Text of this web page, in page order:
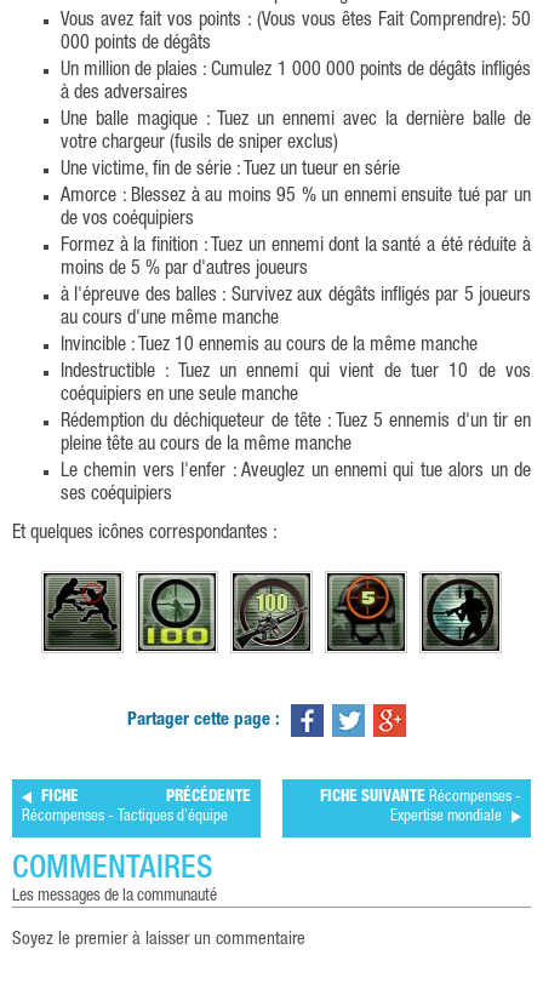
Vous avez fait vos points : (Vous vous êtes Fait Comprendre): 50
000 points de dégâts
Un million de plaies : Cumulez 1 000 000 points de dégâts infligés
à des adversaires
Une balle magique : Tuez un ennemi avec la dernière balle de
votre chargeur (fusils de sniper exclus)
Une victime, fin de série : Tuez un tueur en série
Amorce : Blessez à au moins 95 % un ennemi ensuite tué par un
de vos coéquipiers
Formez à la finition : Tuez un ennemi dont la santé a été réduite à
moins de 5 % par d'autres joueurs
à l'épreuve des balles : Survivez aux dégâts infligés par 5 joueurs
au cours d'une même manche
Invincible : Tuez 10 ennemis au cours de la même manche
Indestructible : Tuez un ennemi qui vient de tuer 10 de vos
coéquipiers en une seule manche
Rédemption du déchiqueteur de tête : Tuez 5 ennemis d'un tir en
pleine tête au cours de la même manche
Le chemin vers l'enfer : Aveuglez un ennemi qui tue alors un de
ses coéquipiers
Et quelques icônes correspondantes :
Partager cette page :
FICHE PRÉCÉDENTE
Récompenses - Tactiques d'équipe
FICHE SUIVANTE Récompenses -
Expertise mondiale
COMMENTAIRES
les messages de la communauté
Soyez le premier à laisser un commentaire